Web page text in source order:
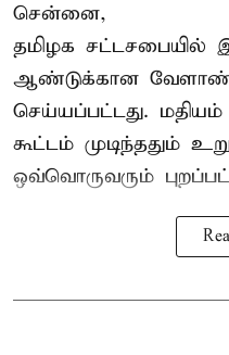
சென்னை,
தமிழக சட்டசபையில்
ஆண்டுக்கான
செய்யப்பட்டது.
கூட்டம் முடிந்ததும்
ஒவ்வொருவரும்